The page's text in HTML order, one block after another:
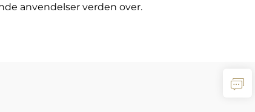
anvendelser verden over.